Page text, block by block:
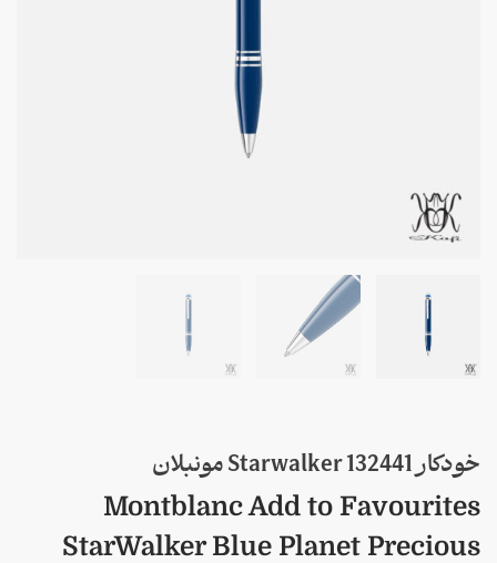
خودکار 132441 Starwalker مونبلان
Montblanc Add to Favourites
StarWalker Blue Planet Precious